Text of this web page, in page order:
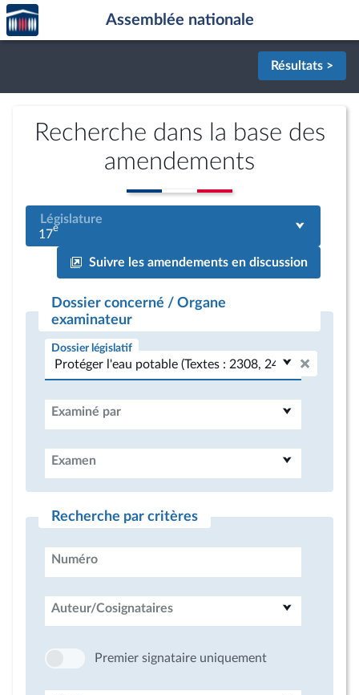
Aller au contenu
Aller en bas de la page
Accèder
à la
page
Assemblée nationale
Résultats >
Recherche dans la base des
amendements
Législature
17e
Suivre les amendements en discussion
Dossier concerné / Organe
examinateur
Dossier législatif
Examiné par
Examen
Recherche par critères
Numéro
Auteur/Cosignataires
Premier signataire uniquement